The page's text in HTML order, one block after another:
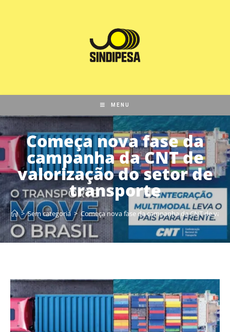
MENU
Começa nova fase da
campanha da CNT de
valorização do setor de
transporte
> Sem categoria > Começa nova fase da campanha da CNT de